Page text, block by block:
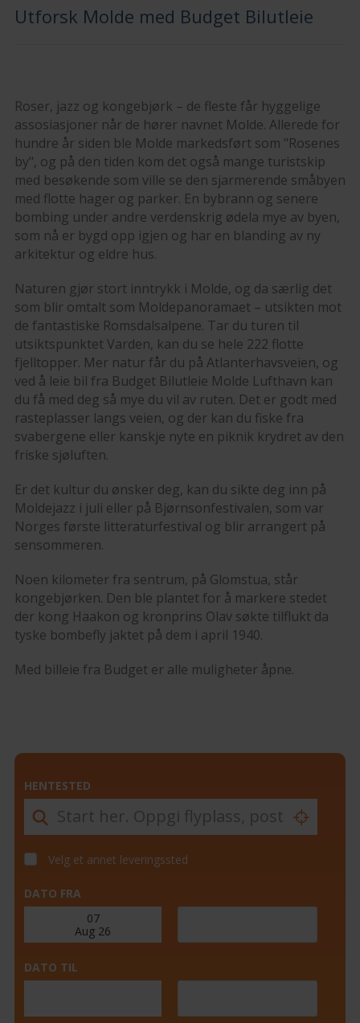
Utforsk Molde med Budget Bilutleie
Roser, jazz og kongebjørk – de fleste får hyggelige
assosiasjoner når de hører navnet Molde. Allerede for
hundre år siden ble Molde markedsført som "Rosenes
by", og på den tiden kom det også mange turistskip
med besøkende som ville se den sjarmerende småbyen
med flotte hager og parker. En bybrann og senere
bombing under andre verdenskrig ødela mye av byen,
som nå er bygd opp igjen og har en blanding av ny
arkitektur og eldre hus.
Naturen gjør stort inntrykk i Molde, og da særlig det
som blir omtalt som Moldepanoramaet – utsikten mot
de fantastiske Romsdalsalpene. Tar du turen til
utsiktspunktet Varden, kan du se hele 222 flotte
fjelltopper. Mer natur får du på Atlanterhavsveien, og
ved å leie bil fra Budget Bilutleie Molde Lufthavn kan
du få med deg så mye du vil av ruten. Det er godt med
rasteplasser langs veien, og der kan du fiske fra
svabergene eller kanskje nyte en piknik krydret av den
friske sjøluften.
Er det kultur du ønsker deg, kan du sikte deg inn på
Moldejazz i juli eller på Bjørnsonfestivalen, som var
Norges første litteraturfestival og blir arrangert på
sensommeren.
Noen kilometer fra sentrum, på Glomstua, står
kongebjørken. Den ble plantet for å markere stedet
der kong Haakon og kronprins Olav søkte tilflukt da
tyske bombefly jaktet på dem i april 1940.
Med billeie fra Budget er alle muligheter åpne.
HENTESTED
Velg et annet leveringssted
DATO FRA
DATO TIL